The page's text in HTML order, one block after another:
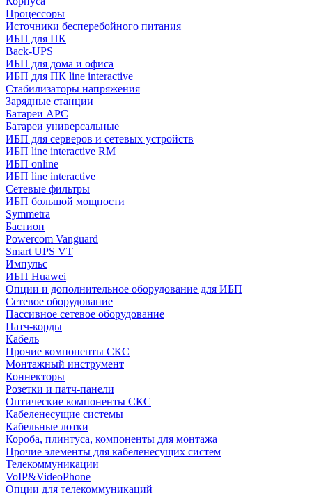
Процессоры
Источники бесперебойного питания
ИБП для ПК
Back-UPS
ИБП для дома и офиса
ИБП для ПК linе interactive
Стабилизаторы напряжения
Зарядные станции
Батареи APC
Батареи универсальные
ИБП для серверов и сетевых устройств
ИБП line interactive RM
ИБП online
ИБП linе interactive
Сетевые фильтры
ИБП большой мощности
Symmetra
Бастион
Powercom Vanguard
Smart UPS VT
Импульс
ИБП Huawei
Опции и дополнительное оборудование для ИБП
Сетевое оборудование
Пассивное сетевое оборудование
Патч-корды
Кабель
Прочие компоненты СКС
Монтажный инструмент
Коннекторы
Розетки и патч-панели
Оптические компоненты СКС
Кабеленесущие системы
Кабельные лотки
Короба, плинтуса, компоненты для монтажа
Прочие элементы для кабеленесущих систем
Телекоммуникации
VoIP&VideoPhone
Опции для телекоммуникаций